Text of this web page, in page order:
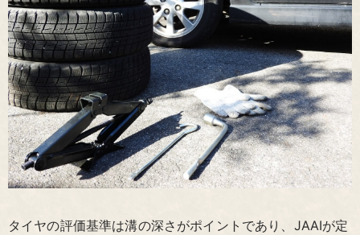
タイヤの評価基準は溝の深さがポイントであり、JAAIが定